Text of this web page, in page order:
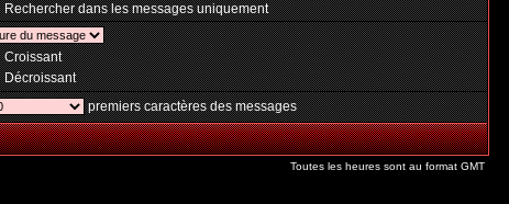
Rechercher dans les messages uniquement
Croissant
Décroissant
premiers caractères des messages
Toutes les heures sont au format GMT